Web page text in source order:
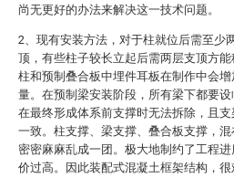
尚无更好的办法来解决这一技术问题。
2、现有安装方法，对于柱就位后需至少
顶，有些柱子较长立起后需两层支顶方能
柱和预制叠合板中埋件耳板在制作中会
量。在预制梁安装阶段，所有梁下都要设
在最终形成体系前支撑时无法拆除，且
一致。柱支撑、梁支撑、叠合板支撑，
密密麻麻乱成一团。极大地制约了工程
价过高。因此装配式混凝土框架结构，